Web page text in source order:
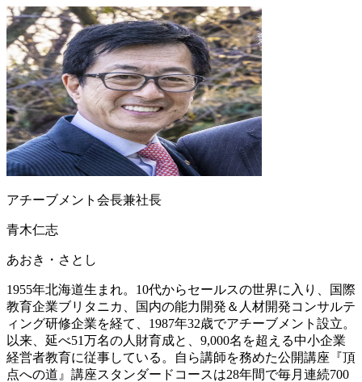
アチーブメント会長兼社長
青木仁志
あおき・さとし
1955年北海道生まれ。10代からセールスの世界に入り、国際
教育企業ブリタニカ、国内の能力開発＆人材開発コンサルテ
ィング研修企業を経て、1987年32歳でアチーブメント設立。
以来、延べ51万名の人財育成と、9,000名を超える中小企業
経営者教育に従事している。自ら講師を務めた公開講座『頂
点への道』講座スタンダードコースは28年間で毎月連続700